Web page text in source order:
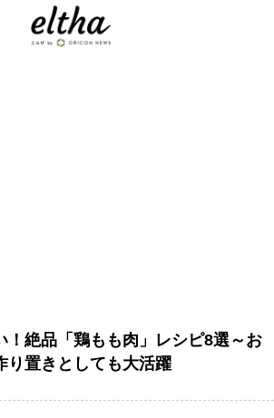
！絶品「鶏もも肉」レシピ8選～お
り置きとしても大活躍